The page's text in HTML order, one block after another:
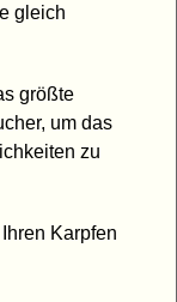
gleich
größte
um das
zu
Karpfen